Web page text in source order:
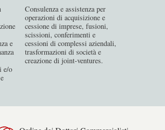
e
e/o
Consulenza e assistenza per
operazioni di acquisizione e
cessione di imprese, fusioni,
scissioni, conferimenti e
cessioni di complessi aziendali,
trasformazioni di società e
creazione di joint-ventures.